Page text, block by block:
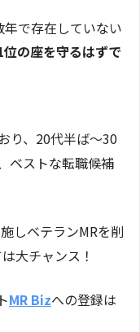
で存在していない
の座を守るはずで
り、20代半ば～30
ベストな転職候補
しベテランMRを削
大チャンス！
MR Bizへの登録は